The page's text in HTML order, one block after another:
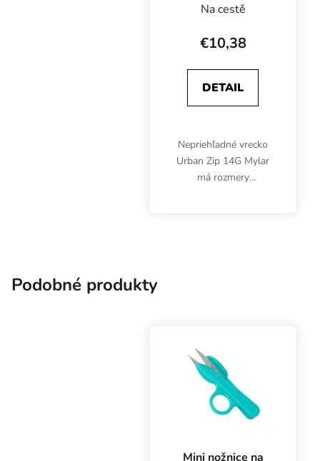
nepriehľadný
14G, balenie 50 ks
Na cestě
€10,38
DETAIL
Nepriehľadné vrecko
Urban Zip 14G Mylar
má rozmery
Podobné produkty
Mini nožnice na